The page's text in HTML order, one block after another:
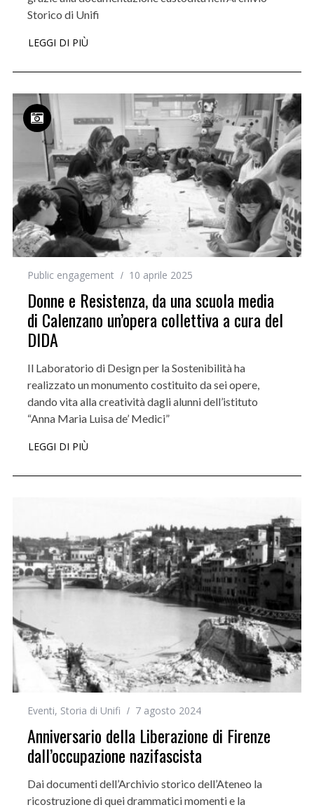
Storico di Unifi
LEGGI DI PIÙ
Public engagement 10 aprile 2025
Donne e Resistenza, da una scuola media
di Calenzano un’opera collettiva a cura del
DIDA
Il Laboratorio di Design per la Sostenibilità ha
realizzato un monumento costituito da sei opere,
dando vita alla creatività dagli alunni dell’istituto
“Anna Maria Luisa de’ Medici”
LEGGI DI PIÙ
Eventi, Storia di Unifi 7 agosto 2024
Anniversario della Liberazione di Firenze
dall’occupazione nazifascista
Dai documenti dell’Archivio storico dell’Ateneo la
ricostruzione di quei drammatici momenti e la